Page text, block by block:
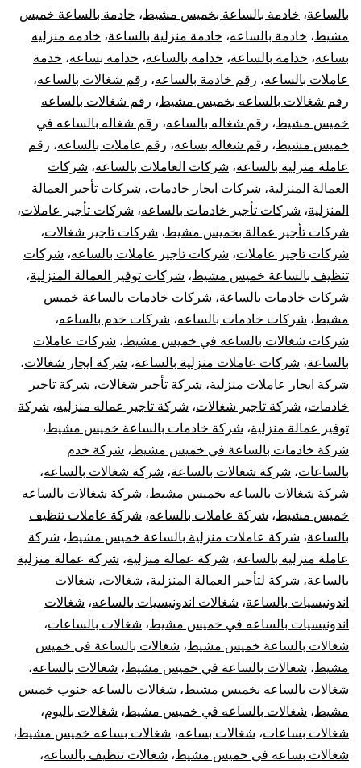
بالساعة، خادمة بالساعة بخميس مشيط، خادمة بالساعة خميس
مشيط، خادمة بالساعه، خادمة منزلية بالساعة، خادمه منزليه
بساعه، خدامة بالساعة، خدامه بالساعه، خدامه بساعه، خدمة
عاملات بالساعه، رقم خادمة بالساعه، رقم شغالات بالساعه،
رقم شغالات بالساعه بخميس مشيط، رقم شغالات بالساعه
خميس مشيط، رقم شغاله بالساعه، رقم شغاله بالساعه في
خميس مشيط، رقم شغاله بساعه، رقم عاملات بالساعه، رقم
عاملة منزلية بالساعة، شركات العاملات بالساعه، شركات
العمالة المنزلية، شركات ايجار خادمات، شركات تأجير العمالة
المنزلية، شركات تأجير خادمات بالساعه، شركات تأجير عاملات،
شركات تأجير عمالة بخميس مشيط، شركات تاجير شغالات،
شركات تاجير عاملات، شركات تاجير عاملات بالساعه، شركات
تنظيف بالساعة خميس مشيط، شركات توفير العمالة المنزلية،
شركات خادمات بالساعة، شركات خادمات بالساعة خميس
مشيط، شركات خادمات بالساعه، شركات خدم بالساعه،
شركات شغالات بالساعه في خميس مشيط، شركات عاملات
بالساعة، شركات عاملات منزلية بالساعة، شركة ايجار شغالات،
شركة ايجار عاملات منزلية، شركة تأجير شغالات، شركة تاجير
خادمات، شركة تاجير شغالات، شركة تاجير عماله منزليه، شركة
توفير عمالة منزلية، شركة خادمات بالساعة خميس مشيط،
شركة خادمات بالساعة في خميس مشيط، شركة خدم
بالساعات، شركة شغالات بالساعة، شركة شغالات بالساعه،
شركة شغالات بالساعه بخميس مشيط، شركة شغالات بالساعه
خميس مشيط، شركة عاملات بالساعه، شركة عاملات تنظيف
بالساعة، شركة عاملات منزلية بالساعة خميس مشيط، شركة
عاملة منزلية بالساعة، شركة عمالة منزلية، شركة عمالة منزلية
بالساعة، شركة لتأجير العمالة المنزلية، شغالات، شغالات
اندونيسيات بالساعة، شغالات اندونيسيات بالساعه، شغالات
اندونيسيات بالساعه في خميس مشيط، شغالات بالساعات،
شغالات بالساعة خميس مشيط، شغالات بالساعة فى خميس
مشيط، شغالات بالساعة في خميس مشيط، شغالات بالساعه،
شغالات بالساعه بخميس مشيط، شغالات بالساعه جنوب خميس
مشيط، شغالات بالساعه في خميس مشيط، شغالات باليوم،
شغالات بساعات، شغالات بساعه، شغالات بساعه خميس مشيط،
شغالات بساعه في خميس مشيط، شغالات تنظيف بالساعه،